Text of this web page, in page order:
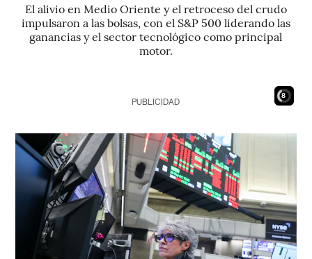
El alivio en Medio Oriente y el retroceso del crudo
impulsaron a las bolsas, con el S&P 500 liderando las
ganancias y el sector tecnológico como principal
motor.
7
PUBLICIDAD